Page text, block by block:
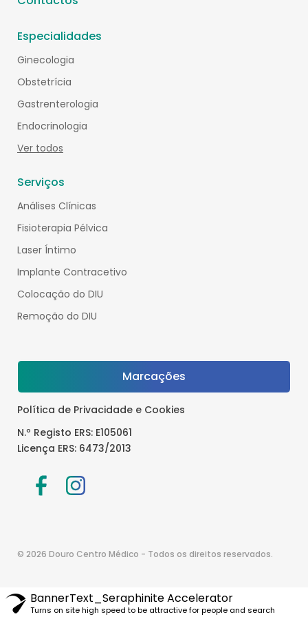
Especialidades
Ginecologia
Obstetrícia
Gastrenterologia
Endocrinologia
Ver todos
Serviços
Análises Clínicas
Fisioterapia Pélvica
Laser Íntimo
Implante Contracetivo
Colocação do DIU
Remoção do DIU
Marcações
Política de Privacidade e Cookies
N.º Registo ERS: E105061
Licença ERS: 6473/2013
© 2026 Douro Centro Médico - Todos os direitos reservados.
BannerText_Seraphinite Accelerator
Turns on site high speed to be attractive for people and search